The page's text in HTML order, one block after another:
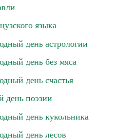
языка
день астрологии
день без мяса
день счастья
день поэзии
день кукольника
день лесов